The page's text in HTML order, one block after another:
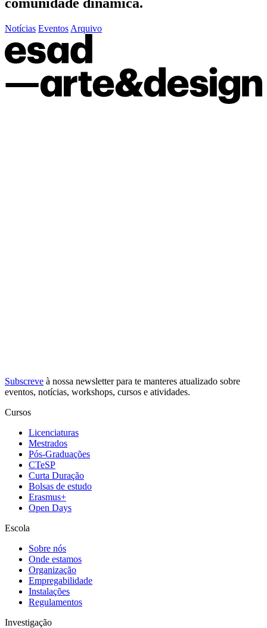
Notícias Eventos Arquivo
Subscreve à nossa newsletterpara te manteres atualizado sobre
eventos, notícias, workshops, cursos e atividades.
Cursos
Licenciaturas
Mestrados
Pós-Graduações
CTeSP
Curta Duração
Bolsas de estudo
Erasmus+
Open Days
Escola
Sobre nós
Onde estamos
Organização
Empregabilidade
Instalações
Regulamentos
Investigação